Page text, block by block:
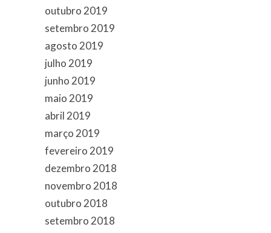
outubro 2019
setembro 2019
agosto 2019
julho 2019
junho 2019
maio 2019
abril 2019
março 2019
fevereiro 2019
dezembro 2018
novembro 2018
outubro 2018
setembro 2018